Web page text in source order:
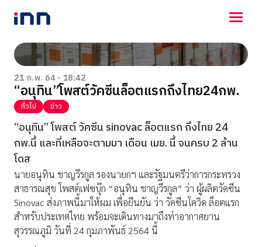
NEWS
ENTERTAINMENT
LIFESTYLE
HOROSCOPE
LOTTERY
VIDEO
ร่วมด้วยช่วยกัน
21 ก.พ. 64 - 18:42
“อนุทิน”โพสต์วัคซีนล็อตแรกถึงไทย24กพ.
ทั่วไป ข่าว
“อนุทิน” โพสต์ วัคซีน sinovac ล็อตแรก ถึงไทย 24
กพ.นี้ และที่เหลือจะตามมา เดือน เมย. นี้ จนครบ 2 ล้าน
โดส
นายอนุทิน ชาญวีรกูล รองนายกฯ และรัฐมนตรีว่าการกระทรวง
สาธารณสุข โพสต์เฟซบุ๊ก “อนุทิน ชาญวีรกูล” ว่า ผู้ผลิตวัคซีน
Sinovac ส่งภาพนี้มาให้ผม เพื่อยืนยัน ว่า วัคซีนโควิด ล็อตแรก
สำหรับประเทศไทย พร้อมจะเดินทางมาถึงท่าอากาศยาน
สุวรรณภูมิ วันที่ 24 กุมภาพันธ์ 2564 นี้